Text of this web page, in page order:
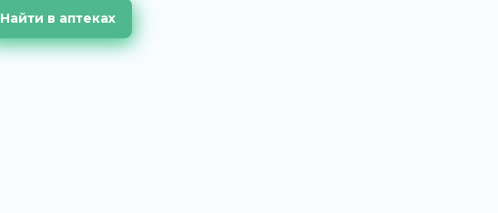
Найти в аптеках